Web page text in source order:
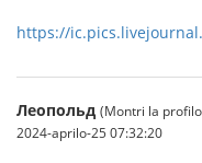
https://
Леопольд (Montri la
2024-aprilo-25 07:32:20